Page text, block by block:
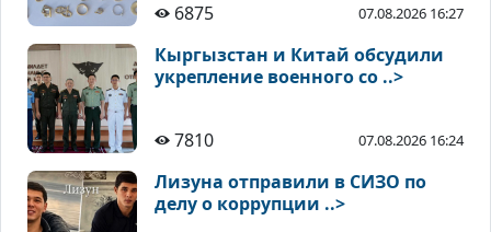
6875 07.08.2026 16:27
Кыргызстан и Китай обсудили
укрепление военного со ..>
7810 07.08.2026 16:24
Лизуна отправили в СИЗО по
делу о коррупции ..>